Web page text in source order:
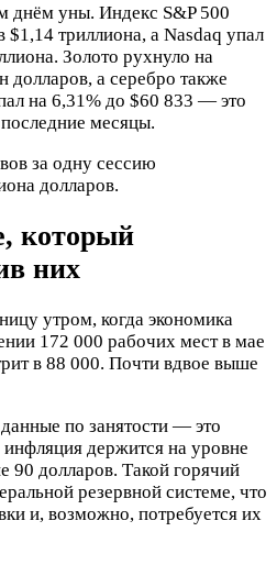
днём уны. Индекс S&P 500
триллиона, а Nasdaq упал
Золото рухнуло на
долларов, а серебро также
на 6,31% до $60 833 — это
месяцы.
за одну сессию
долларов.
который
них
утром, когда экономика
172 000 рабочих мест в мае
в 88 000. Почти вдвое выше
по занятости — это
держится на уровне
90 долларов. Такой горячий
резервной системе, что
и, возможно, потребуется их